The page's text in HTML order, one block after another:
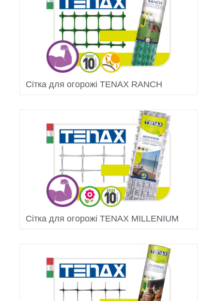
Сітка для огорожі TENAX RANCH
Сітка для огорожі TENAX MILLENIUM